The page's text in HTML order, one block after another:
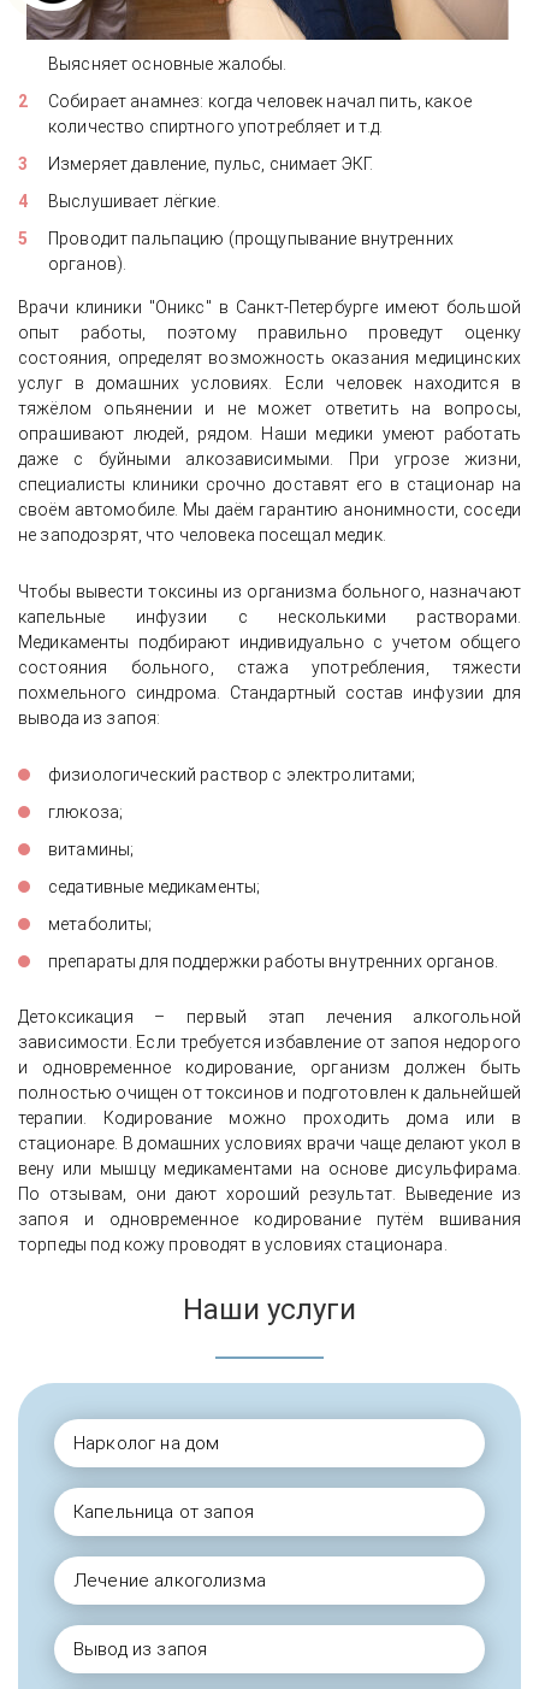
Выясняет основные жалобы.
Собирает анамнез: когда человек начал пить, какое
количество спиртного употребляет и т.д.
Измеряет давление, пульс, снимает ЭКГ.
Выслушивает лёгкие.
Проводит пальпацию (прощупывание внутренних
органов).
Врачи клиники "Оникс" в Санкт-Петербурге имеют большой
опыт работы, поэтому правильно проведут оценку
состояния, определят возможность оказания медицинских
услуг в домашних условиях. Если человек находится в
тяжёлом опьянении и не может ответить на вопросы,
опрашивают людей, рядом. Наши медики умеют работать
даже с буйными алкозависимыми. При угрозе жизни,
специалисты клиники срочно доставят его в стационар на
своём автомобиле. Мы даём гарантию анонимности, соседи
не заподозрят, что человека посещал медик.
Чтобы вывести токсины из организма больного, назначают
капельные инфузии с несколькими растворами.
Медикаменты подбирают индивидуально с учетом общего
состояния больного, стажа употребления, тяжести
похмельного синдрома. Стандартный состав инфузии для
вывода из запоя:
физиологический раствор с электролитами;
глюкоза;
витамины;
седативные медикаменты;
метаболиты;
препараты для поддержки работы внутренних органов.
Детоксикация – первый этап лечения алкогольной
зависимости. Если требуется избавление от запоя недорого
и одновременное кодирование, организм должен быть
полностью очищен от токсинов и подготовлен к дальнейшей
терапии. Кодирование можно проходить дома или в
стационаре. В домашних условиях врачи чаще делают укол в
вену или мышцу медикаментами на основе дисульфирама.
По отзывам, они дают хороший результат. Выведение из
запоя и одновременное кодирование путём вшивания
торпеды под кожу проводят в условиях стационара.
Наши услуги
Нарколог на дом
Капельница от запоя
Лечение алкоголизма
Вывод из запоя